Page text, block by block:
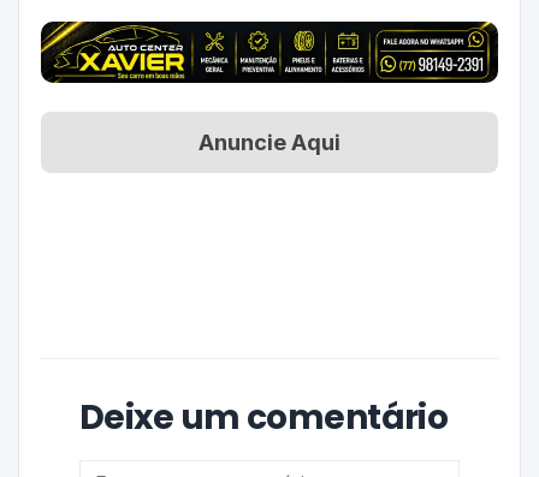
Anuncie Aqui
Deixe um comentário